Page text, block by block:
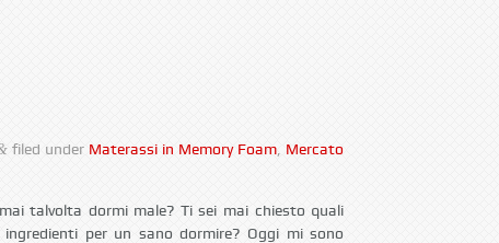
filed under Materassi in Memory Foam Mercato
talvolta dormi male? Ti sei mai chiesto quali
per un sano dormire? Oggi mi sono